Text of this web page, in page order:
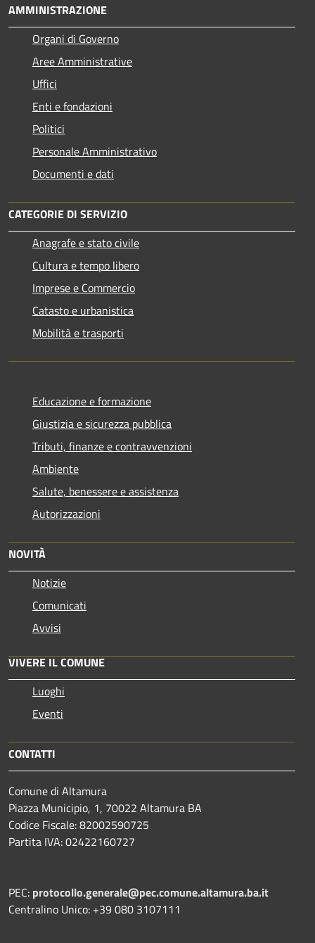
AMMINISTRAZIONE
Organi di Governo
Aree Amministrative
Uffici
Enti e fondazioni
Politici
Personale Amministrativo
Documenti e dati
CATEGORIE DI SERVIZIO
Anagrafe e stato civile
Cultura e tempo libero
Imprese e Commercio
Catasto e urbanistica
Mobilità e trasporti
Educazione e formazione
Giustizia e sicurezza pubblica
Tributi, finanze e contravvenzioni
Ambiente
Salute, benessere e assistenza
Autorizzazioni
NOVITÀ
Notizie
Comunicati
Avvisi
VIVERE IL COMUNE
Luoghi
Eventi
CONTATTI
Comune di Altamura
Piazza Municipio, 1, 70022 Altamura BA
Codice Fiscale: 82002590725
Partita IVA: 02422160727
PEC: protocollo.generale@pec.comune.altamura.ba.it
Centralino Unico: +39 080 3107111